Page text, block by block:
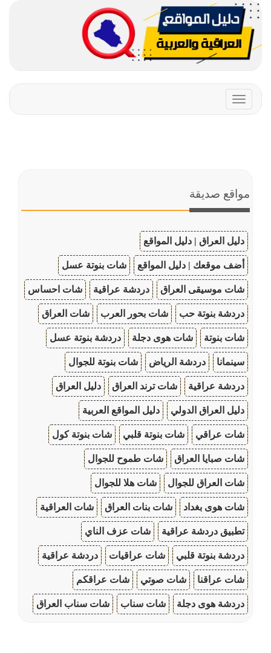
Toggle
navigation
مواقع صديقة
دليل العراق | دليل المواقع
أضف موقعك | دليل المواقع شات بنوتة عسل
شات موسيقى العراق دردشة عراقية شات احساس
دردشة بنوتة حب شات بحور العرب شات العراق
شات بنوتة شات هوى دجلة دردشة بنوتة عسل
سينمانا دردشة الرياض شات بنوتة للجوال
دردشة عراقية شات ترند العراق دليل العراق
دليل العراق الدولي دليل المواقع العربية
شات عراقي شات بنوتة قلبي شات بنوتة كول
شات صبايا العراق شات طموح للجوال
شات العراق للجوال شات هلا للجوال
شات هوى بغداد شات بنات العراق شات العراقية
تطبيق دردشة عراقية شات عزف الناي
دردشة بنوتة قلبي شات عراقيات دردشة عراقية
شات عراقنا شات صوتي شات عراقكم
دردشة هوى دجلة شات سناب شات سناب العراق